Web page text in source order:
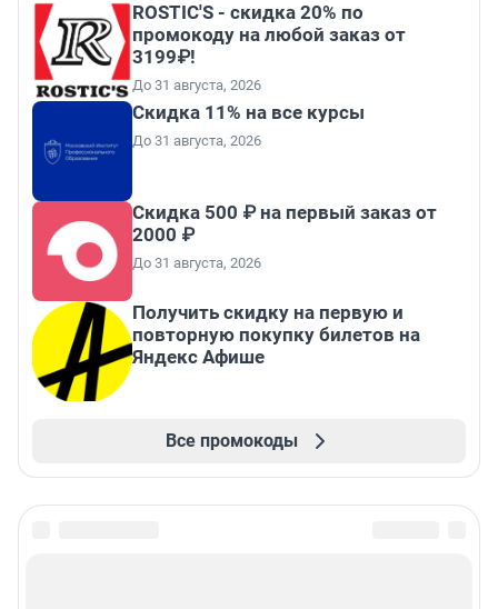
ROSTIC'S - скидка 20% по
промокоду на любой заказ от
3199₽!
До 31 августа, 2026
Скидка 11% на все курсы
До 31 августа, 2026
Скидка 500 ₽ на первый заказ от
2000 ₽
До 31 августа, 2026
Получить скидку на первую и
повторную покупку билетов на
Яндекс Афише
Все промокоды